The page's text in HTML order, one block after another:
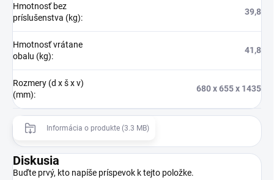
Hmotnosť bez
príslušenstva (kg):
39,8
Hmotnosť vrátane
obalu (kg):
41,8
Rozmery (d x š x v)
(mm):
680 x 655 x 1435
Informácia o produkte (3.3 MB)
Diskusia
Buďte prvý, kto napíše príspevok k tejto položke.